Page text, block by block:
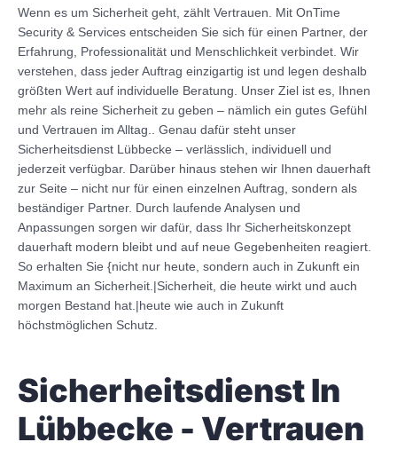
Wenn es um Sicherheit geht, zählt Vertrauen. Mit OnTime
Security & Services entscheiden Sie sich für einen Partner, der
Erfahrung, Professionalität und Menschlichkeit verbindet. Wir
verstehen, dass jeder Auftrag einzigartig ist und legen deshalb
größten Wert auf individuelle Beratung. Unser Ziel ist es, Ihnen
mehr als reine Sicherheit zu geben – nämlich ein gutes Gefühl
und Vertrauen im Alltag.. Genau dafür steht unser
Sicherheitsdienst Lübbecke – verlässlich, individuell und
jederzeit verfügbar. Darüber hinaus stehen wir Ihnen dauerhaft
zur Seite – nicht nur für einen einzelnen Auftrag, sondern als
beständiger Partner. Durch laufende Analysen und
Anpassungen sorgen wir dafür, dass Ihr Sicherheitskonzept
dauerhaft modern bleibt und auf neue Gegebenheiten reagiert.
So erhalten Sie {nicht nur heute, sondern auch in Zukunft ein
Maximum an Sicherheit.|Sicherheit, die heute wirkt und auch
morgen Bestand hat.|heute wie auch in Zukunft
höchstmöglichen Schutz.
Sicherheitsdienst In
Lübbecke - Vertrauen